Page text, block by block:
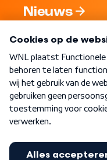
Nieuws
Nieuwsbrief
Word Lid